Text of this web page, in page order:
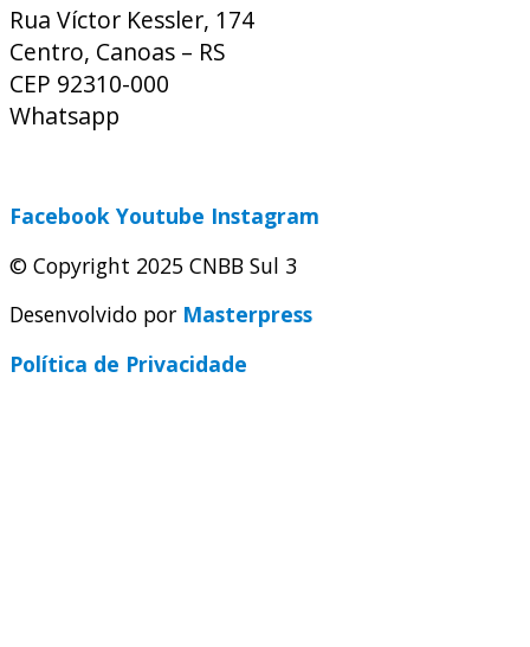
Rua Víctor Kessler, 174
Centro, Canoas – RS
CEP 92310-000
Whatsapp
Facebook Youtube Instagram
© Copyright 2025 CNBB Sul 3
Desenvolvido por Masterpress
Política de Privacidade